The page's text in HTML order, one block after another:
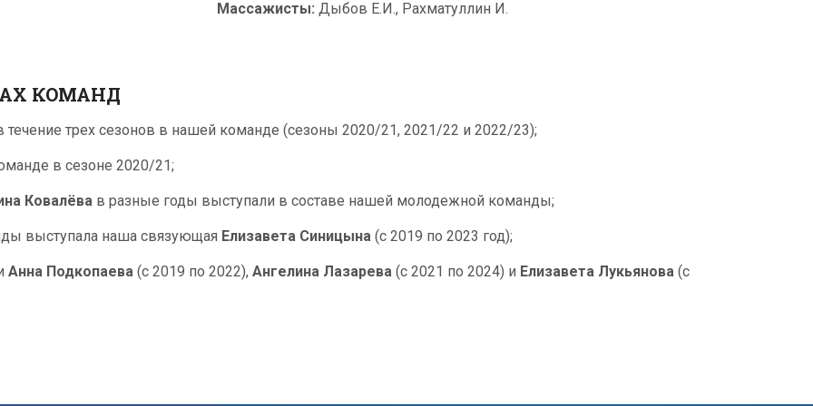
Массажисты: Дыбов Е.И., Рахматуллин И.
КОМАНД
течение трех сезонов в нашей команде (сезоны 2020/21, 2021/22 и 2022/23);
в сезоне 2020/21;
Ковалёва в разные годы выступали в составе нашей молодежной команды;
выступала наша связующая Елизавета Синицына (с 2019 по 2023 год);
Анна Подкопаева (с 2019 по 2022), Ангелина Лазарева (с 2021 по 2024) и Елизавета Лукьянова (с